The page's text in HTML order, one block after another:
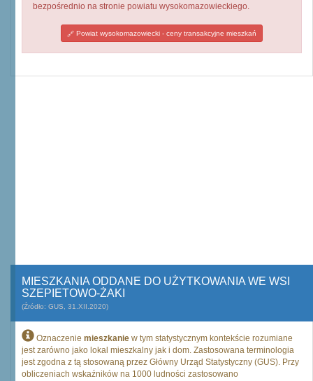
bezpośrednio na stronie powiatu wysokomazowieckiego.
Powiat wysokomazowiecki - ceny transakcyjne mieszkań
MIESZKANIA ODDANE DO UŻYTKOWANIA WE WSI
SZEPIETOWO-ŻAKI
(Źródło: GUS, 31.XII.2020)
Oznaczenie mieszkanie w tym statystycznym kontekście rozumiane
jest zarówno jako lokal mieszkalny jak i dom. Zastosowana terminologia
jest zgodna z tą stosowaną przez Główny Urząd Statystyczny (GUS). Przy
obliczeniach wskaźników na 1000 ludności zastosowano